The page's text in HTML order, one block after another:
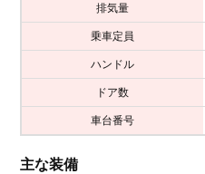
排気量
乗車定員
ハンドル
ドア数
車台番号
主な装備